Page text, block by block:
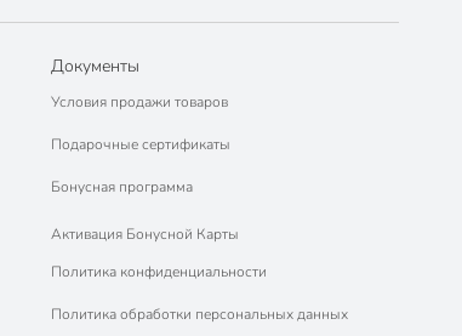
Документы
Условия продажи товаров
Подарочные сертификаты
Бонусная программа
Активация Бонусной Карты
Политика конфиденциальности
Политика обработки персональных данных